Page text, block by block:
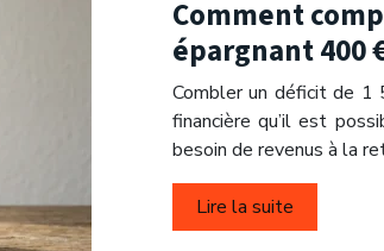
Comment
épargnant 400
Combler un déficit de 1
financière qu’il est
besoin de revenus à la
Lire la suite